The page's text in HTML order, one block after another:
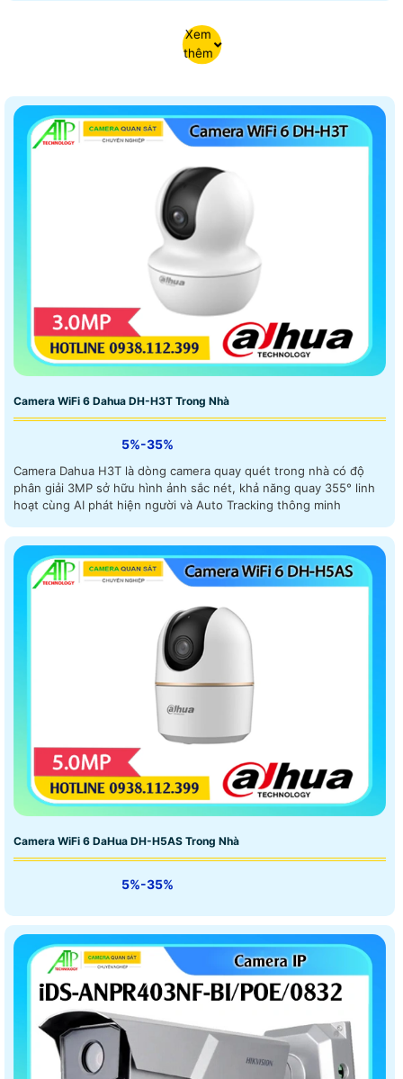
Xem
thêm
Camera WiFi 6 Dahua DH-H3T Trong Nhà
5%-35%
Camera Dahua H3T là dòng camera quay quét trong nhà có độ
phân giải 3MP sở hữu hình ảnh sắc nét, khả năng quay 355° linh
hoạt cùng AI phát hiện người và Auto Tracking thông minh
Camera WiFi 6 DaHua DH-H5AS Trong Nhà
5%-35%